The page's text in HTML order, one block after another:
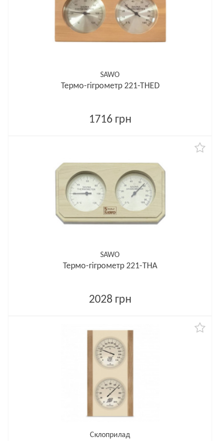
SAWO
Термо-гігрометр 221-ТНED
1716 грн
SAWO
Термо-гігрометр 221-THА
2028 грн
Склоприлад